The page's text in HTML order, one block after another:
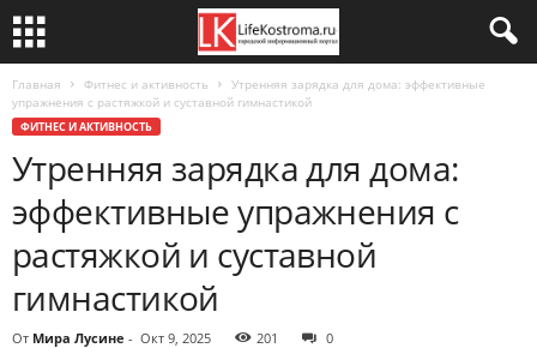
Главная Фитнес и активность
Утренняя зарядка для дома: эффективные
упражнения с растяжкой и суставной гимнастикой
ФИТНЕС И АКТИВНОСТЬ
Утренняя зарядка для дома:
эффективные упражнения с
растяжкой и суставной
гимнастикой
От Мира Лусине - Окт 9, 2025 201 0